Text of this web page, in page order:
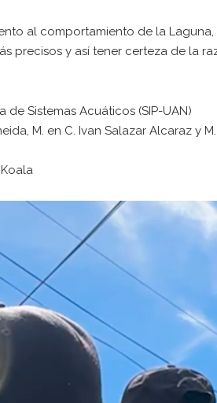
al comportamiento de la
precisos y así tener certeza de la
Sistemas Acuáticos (SIP-UAN)
M. en C. Ivan Salazar Alcaraz y